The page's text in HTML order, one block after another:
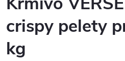
crispy pelety
kg